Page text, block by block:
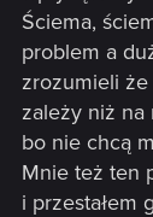
Ściema,
problem a
zrozumieli
zależy niż na
bo nie chcą
Mnie też ten
i przestałem